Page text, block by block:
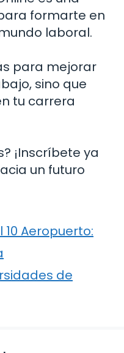
formarte en
laboral.
para mejorar
sino que
tu carrera
¡Inscríbete ya
un futuro
Aeropuerto:
de